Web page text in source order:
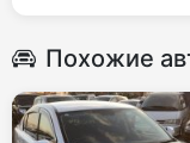
Похожие